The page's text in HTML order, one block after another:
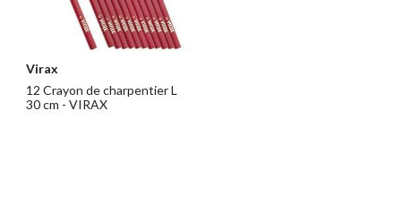
Virax
12 Crayon de charpentier L
30 cm - VIRAX